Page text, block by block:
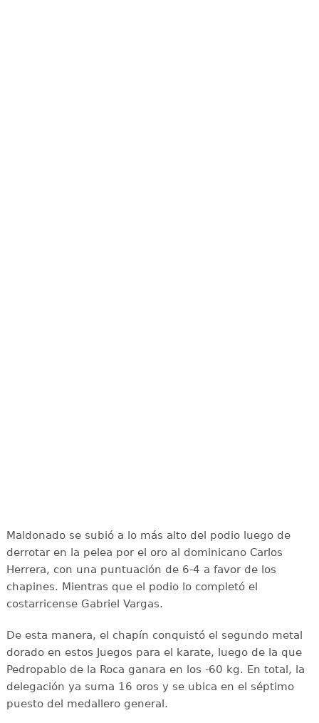
Maldonado se subió a lo más alto del podio luego de
derrotar en la pelea por el oro al dominicano Carlos
Herrera, con una puntuación de 6-4 a favor de los
chapines. Mientras que el podio lo completó el
costarricense Gabriel Vargas.
De esta manera, el chapín conquistó el segundo metal
dorado en estos Juegos para el karate, luego de la que
Pedropablo de la Roca ganara en los -60 kg. En total, la
delegación ya suma 16 oros y se ubica en el séptimo
puesto del medallero general.